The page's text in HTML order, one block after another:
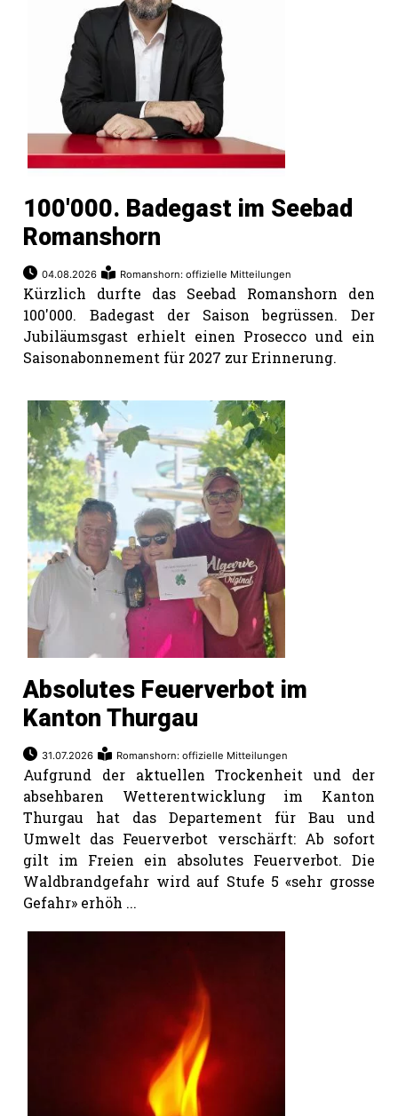
100'000. Badegast im Seebad
Romanshorn
04.08.2026 Romanshorn: offizielle Mitteilungen
Kürzlich durfte das Seebad Romanshorn den
100'000. Badegast der Saison begrüssen. Der
Jubiläumsgast erhielt einen Prosecco und ein
Saisonabonnement für 2027 zur Erinnerung.
Absolutes Feuerverbot im
Kanton Thurgau
31.07.2026 Romanshorn: offizielle Mitteilungen
Aufgrund der aktuellen Trockenheit und der
absehbaren Wetterentwicklung im Kanton
Thurgau hat das Departement für Bau und
Umwelt das Feuerverbot verschärft: Ab sofort
gilt im Freien ein absolutes Feuerverbot. Die
Waldbrandgefahr wird auf Stufe 5 «sehr grosse
Gefahr» erhöh ...